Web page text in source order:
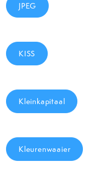
JPEG
KISS
Kleinkapitaal
Kleurenwaaier